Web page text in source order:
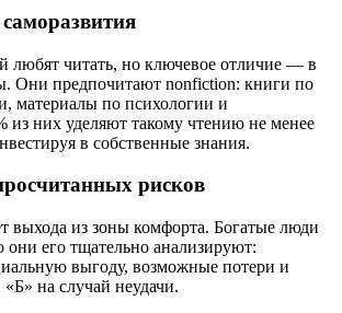
любят читать, но ключевое отличие — в
Они предпочитают nonfiction: книги по
материалы по психологии и
из них уделяют такому чтению не менее
в собственные знания.
рисков
выхода из зоны комфорта. Богатые люди
они его тщательно анализируют:
выгоду, возможные потери и
на случай неудачи.